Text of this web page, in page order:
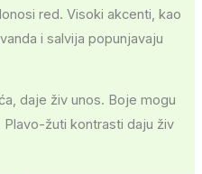
red. Visoki akcenti, kao
i salvija popunjavaju
daje živ unos. Boje mogu
žuti kontrasti daju živ